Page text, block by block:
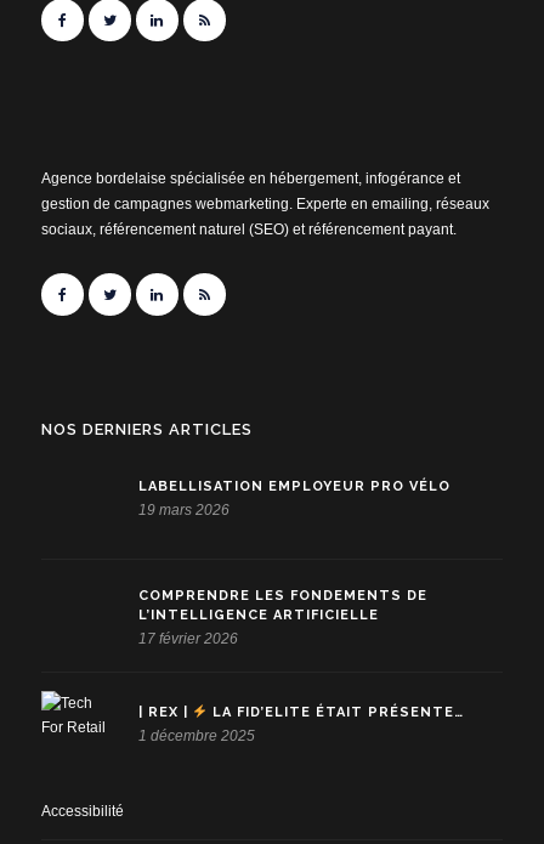
Agence bordelaise spécialisée en hébergement, infogérance et
gestion de campagnes webmarketing. Experte en emailing, réseaux
sociaux, référencement naturel (SEO) et référencement payant.
NOS DERNIERS ARTICLES
LABELLISATION EMPLOYEUR PRO VÉLO
19 mars 2026
COMPRENDRE LES FONDEMENTS DE
L’INTELLIGENCE ARTIFICIELLE
17 février 2026
| REX | LA FID’ELITE ÉTAIT PRÉSENTE…
1 décembre 2025
Accessibilité